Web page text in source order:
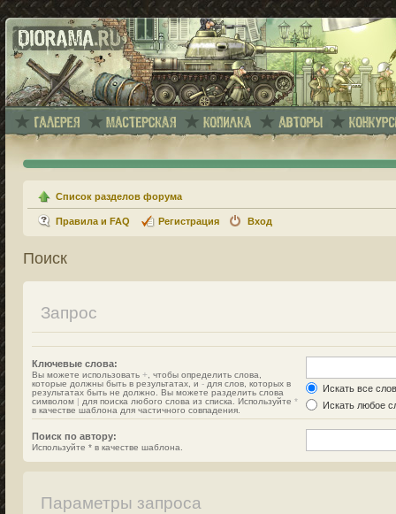
Список разделов форума
Правила и FAQ Регистрация Вход
Поиск
Запрос
Ключевые слова:
Вы можете использовать + , чтобы определить слова,
которые должны быть в результатах, и - для слов, которых в
результатах быть не должно. Вы можете разделить слова
символом | для поиска любого слова из списка. Используйте *
в качестве шаблона для частичного совпадения.
Искать все
Искать любое
Поиск по автору:
Используйте * в качестве шаблона.
Параметры запроса